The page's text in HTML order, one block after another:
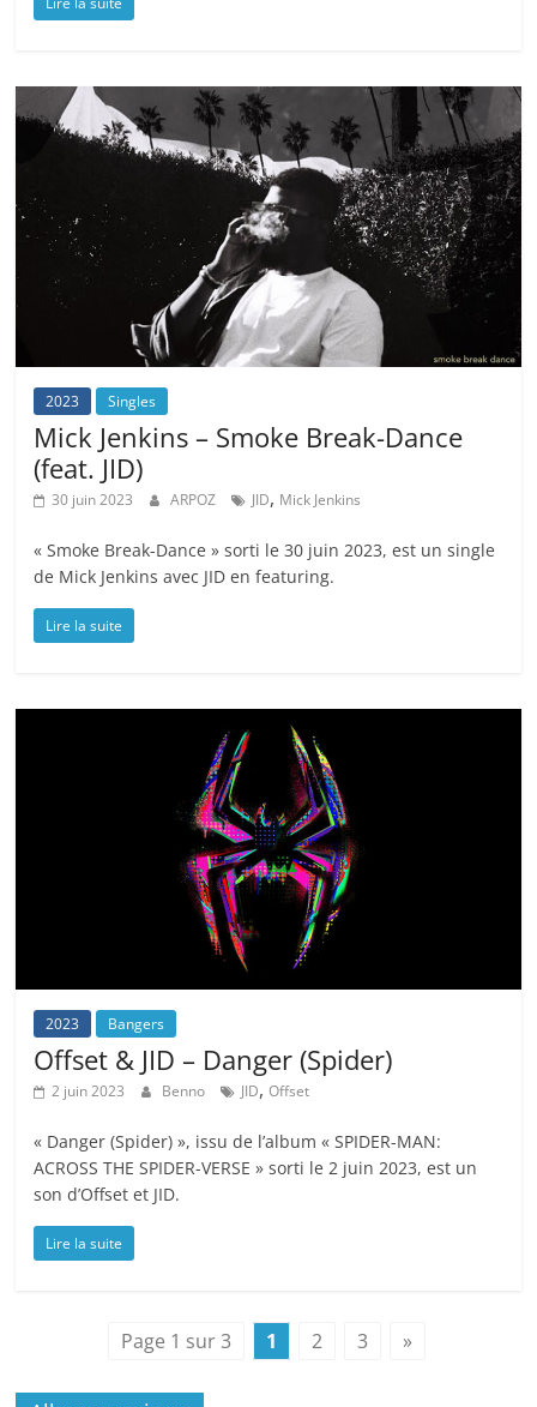
2023 Singles
Mick Jenkins – Smoke Break-Dance
(feat. JID)
30 juin 2023 ARPOZ JID, Mick Jenkins
« Smoke Break-Dance » sorti le 30 juin 2023, est un single
de Mick Jenkins avec JID en featuring.
Lire la suite
2023 Bangers
Offset & JID – Danger (Spider)
2 juin 2023 Benno JID,Offset
« Danger (Spider) », issu de l’album « SPIDER-MAN:
ACROSS THE SPIDER-VERSE » sorti le 2 juin 2023, est un
son d’Offset et JID.
Lire la suite
Page 1 sur 3 1 2 3 »